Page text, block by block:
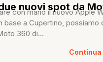
nuovi spot da
con mano il nuovo Apple
base a Cupertino, possiamo
360 di...
Continua